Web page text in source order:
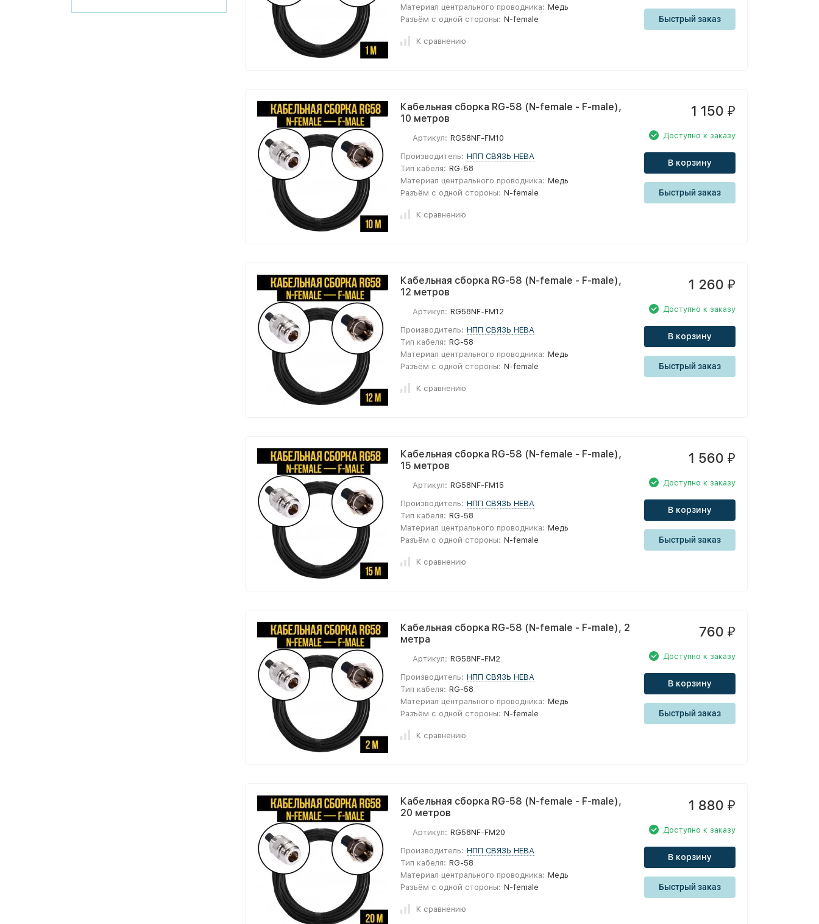
Материал центрального проводника: Медь
Разъём с одной стороны: N-female
К сравнению
Быстрый заказ
Кабельная сборка RG-58 (N-female - F-male),
10 метров
Артикул: RG58NF-FM10
Производитель: НПП СВЯЗЬ НЕВА
Тип кабеля: RG-58
Материал центрального проводника: Медь
Разъём с одной стороны: N-female
К сравнению
1 150 ₽
Доступно к заказу
В корзину
Быстрый заказ
Кабельная сборка RG-58 (N-female - F-male),
12 метров
Артикул: RG58NF-FM12
Производитель: НПП СВЯЗЬ НЕВА
Тип кабеля: RG-58
Материал центрального проводника: Медь
Разъём с одной стороны: N-female
К сравнению
1 260 ₽
Доступно к заказу
В корзину
Быстрый заказ
Кабельная сборка RG-58 (N-female - F-male),
15 метров
Артикул: RG58NF-FM15
Производитель: НПП СВЯЗЬ НЕВА
Тип кабеля: RG-58
Материал центрального проводника: Медь
Разъём с одной стороны: N-female
К сравнению
1 560 ₽
Доступно к заказу
В корзину
Быстрый заказ
Кабельная сборка RG-58 (N-female - F-male), 2
метра
Артикул: RG58NF-FM2
Производитель: НПП СВЯЗЬ НЕВА
Тип кабеля: RG-58
Материал центрального проводника: Медь
Разъём с одной стороны: N-female
К сравнению
760 ₽
Доступно к заказу
В корзину
Быстрый заказ
Кабельная сборка RG-58 (N-female - F-male),
20 метров
Артикул: RG58NF-FM20
Производитель: НПП СВЯЗЬ НЕВА
Тип кабеля: RG-58
Материал центрального проводника: Медь
Разъём с одной стороны: N-female
К сравнению
1 880 ₽
Доступно к заказу
В корзину
Быстрый заказ